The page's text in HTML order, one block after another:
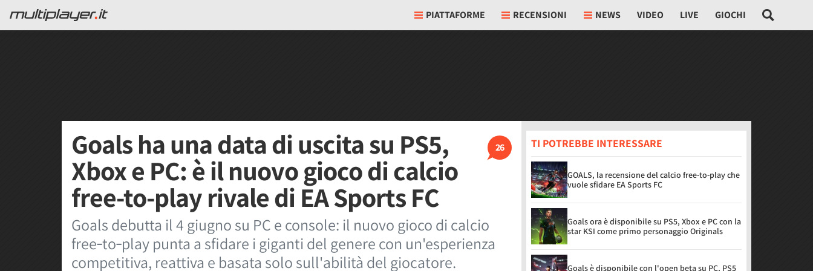
PIATTAFORME RECENSIONI NEWS VIDEO LIVE GIOCHI
26
Goals ha una data di uscita su PS5,
Xbox e PC: è il nuovo gioco di calcio
free-to-play rivale di EA Sports FC
Goals debutta il 4 giugno su PC e console: il nuovo gioco di calcio
free‑to‑play punta a sfidare i giganti del genere con un'esperienza
competitiva, reattiva e basata solo sull'abilità del giocatore.
TI POTREBBE INTERESSARE
GOALS, la recensione del calcio free-to-play che
vuole sfidare EA Sports FC
Goals ora è disponibile su PS5, Xbox e PC con la
star KSI come primo personaggio Originals
Goals è disponibile con l'open beta su PC, PS5